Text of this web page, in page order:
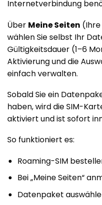
Internetverbindung
Über Meine Seiten
wählen Sie selbst Ihr
Gültigkeitsdauer (1–6
Aktivierung und die
einfach verwalten.
Sobald Sie ein
haben, wird die SIM-
aktiviert und ist sofort
So funktioniert es:
Roaming-SIM
Bei „Meine Seiten“
Datenpaket